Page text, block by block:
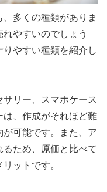
多くの種類がありま
やすいのでしょう
やすい種類を紹介し
リー、スマホケース
、作成がそれほど難
が可能です。また、ア
ため、原価と比べて
ットです。